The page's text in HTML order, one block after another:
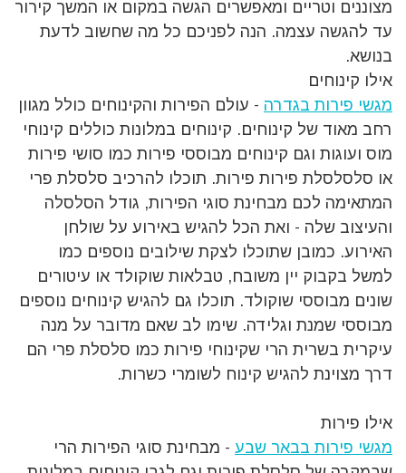
מצוננים וטריים ומאפשרים הגשה במקום או המשך קירור
עד להגשה עצמה. הנה לפניכם כל מה שחשוב לדעת
בנושא.
אילו קינוחים
מגשי פירות בגדרה - עולם הפירות והקינוחים כולל מגוון
רחב מאוד של קינוחים. קינוחים במלונות כוללים קינוחי
מוס ועוגות וגם קינוחים מבוססי פירות כמו סושי פירות
או סלסלסלת פירות פירות. תוכלו להרכיב סלסלת פרי
המתאימה לכם מבחינת סוגי הפירות, גודל הסלסלה
והעיצוב שלה - ואת הכל להגיש באירוע על שולחן
האירוע. כמובן שתוכלו לצקת שילובים נוספים כמו
למשל בקבוק יין משובח, טבלאות שוקולד או עיטורים
שונים מבוססי שוקולד. תוכלו גם להגיש קינוחים נוספים
מבוססי שמנת וגלידה. שימו לב שאם מדובר על מנה
עיקרית בשרית הרי שקינוחי פירות כמו סלסלת פרי הם
דרך מצוינת להגיש קינוח לשומרי כשרות.
אילו פירות
מגשי פירות בבאר שבע - מבחינת סוגי הפירות הרי